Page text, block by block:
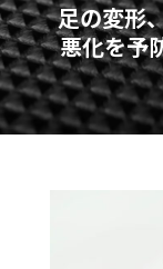
足の変形
悪化を予